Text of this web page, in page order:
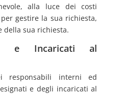
alla luce dei costi
gestire la sua richiesta,
della sua richiesta.
e Incaricati al
responsabili interni ed
e degli incaricati al